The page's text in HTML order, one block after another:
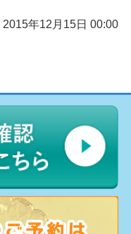
2015年12月15日 00:00